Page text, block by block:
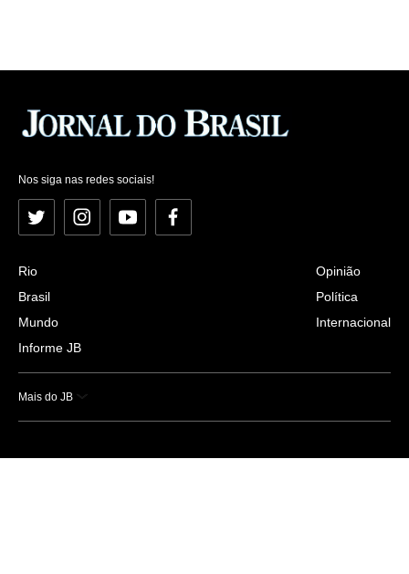
Nos siga nas redes sociais!
Twitter InstagramYouTubeFacebook
Rio
Brasil
Mundo
Informe JB
Opinião
Política
Internacional
Mais do JB
Esportes